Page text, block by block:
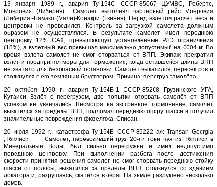
13 января 1989 г., авария Ту-154С СССР-85067 ЦУМВС, Робертс,
Монровия (Либерия) Самолет выполнял чартерный рейс Монровия
(Либерия)-Бамако (Мали)-Конакри (Гвинея). Перед взлетом расчет веса и
центровки не проводился. Контроль за загрузкой самолета должным
образом не осуществлялся. В результате самолет имел переднюю
центровку 12% САХ, превышающую установленные РЛЭ ограничения
(18%), а взлетный вес превышал максимально допустимый на 6604 кг. Во
время взлета самолет не смог оторваться от ВПП. Экипаж прекратил
взлет и предпринял меры для торможения, когда оставшейся длины ВПП
не хватало для безопасной остановки. Самолет выкатился, пересек ров и
столкнулся с его земляным бруствером. Причина: перегруз самолёта.
20 октября 1990 г., авария Ту-154Б-1 СССР-85268 Грузинского УГА,
Кутаиси Взлёт с перегрузом, две попытки оторвать самолёт от ВПП
успехом не увенчались. Несмотря на экстренное торможение, самолёт
выкатился за пределы ВПП, подломал переднюю опору шасси и получил
значительные повреждения фюзеляжа. Списан.
20 июля 1992 г., катастрофа Ту-154Б СССР-85222 а/к Transair Georgia
,Тбилиси Самолет, перевозивший груз 20-ти тонн чая из Тбилиси в
Минеральные Воды, был сильно перегружен и имел недопустимо
переднюю центровку. При выполнении разбега после достижения
скорости принятия решения самолет не смог оторвать переднюю стойку
шасси от полосы, выкатился за пределы ВПП, столкнулся со зданием
локатора и, разрушаясь, скатился в овраг. На земле разрушено несколько
домов.